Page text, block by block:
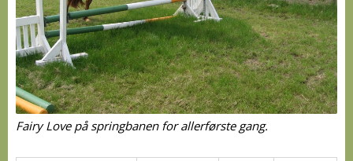
Fairy Love på springbanen for allerførste gang.